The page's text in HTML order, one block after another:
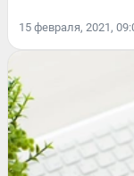
15 февраля, 2021,